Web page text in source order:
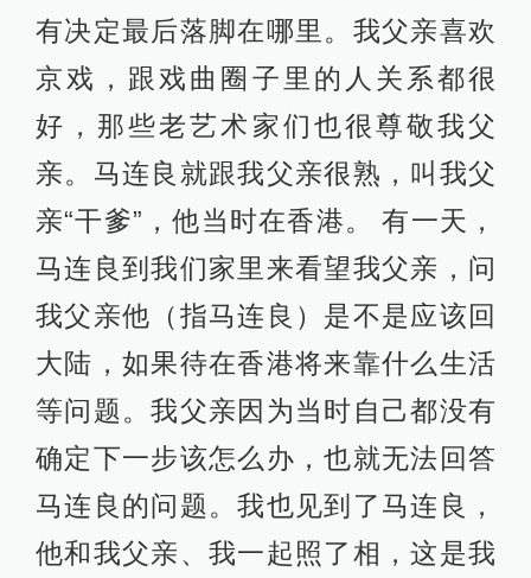
有决定最后落脚在哪里。我父亲喜欢
京戏，跟戏曲圈子里的人关系都很
好，那些老艺术家们也很尊敬我父
亲。马连良就跟我父亲很熟，叫我父
亲“干爹”，他当时在香港。 有一天，
马连良到我们家里来看望我父亲，问
我父亲他（指马连良）是不是应该回
大陆，如果待在香港将来靠什么生活
等问题。我父亲因为当时自己都没有
确定下一步该怎么办，也就无法回答
马连良的问题。我也见到了马连良，
他和我父亲、我一起照了相，这是我